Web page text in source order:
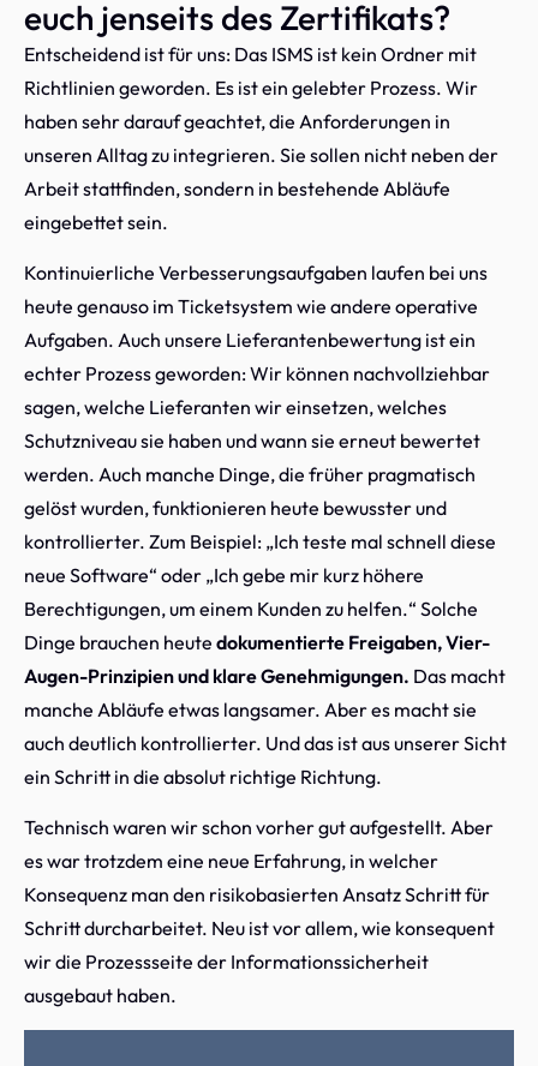
euch jenseits des Zertifikats?
Entscheidend ist für uns: Das ISMS ist kein Ordner mit
Richtlinien geworden. Es ist ein gelebter Prozess. Wir
haben sehr darauf geachtet, die Anforderungen in
unseren Alltag zu integrieren. Sie sollen nicht neben der
Arbeit stattfinden, sondern in bestehende Abläufe
eingebettet sein.
Kontinuierliche Verbesserungsaufgaben laufen bei uns
heute genauso im Ticketsystem wie andere operative
Aufgaben. Auch unsere Lieferantenbewertung ist ein
echter Prozess geworden: Wir können nachvollziehbar
sagen, welche Lieferanten wir einsetzen, welches
Schutzniveau sie haben und wann sie erneut bewertet
werden. Auch manche Dinge, die früher pragmatisch
gelöst wurden, funktionieren heute bewusster und
kontrollierter. Zum Beispiel: „Ich teste mal schnell diese
neue Software“ oder „Ich gebe mir kurz höhere
Berechtigungen, um einem Kunden zu helfen.“ Solche
Dinge brauchen heute dokumentierte Freigaben, Vier-
Augen-Prinzipien und klare Genehmigungen. Das macht
manche Abläufe etwas langsamer. Aber es macht sie
auch deutlich kontrollierter. Und das ist aus unserer Sicht
ein Schritt in die absolut richtige Richtung.
Technisch waren wir schon vorher gut aufgestellt. Aber
es war trotzdem eine neue Erfahrung, in welcher
Konsequenz man den risikobasierten Ansatz Schritt für
Schritt durcharbeitet. Neu ist vor allem, wie konsequent
wir die Prozessseite der Informationssicherheit
ausgebaut haben.